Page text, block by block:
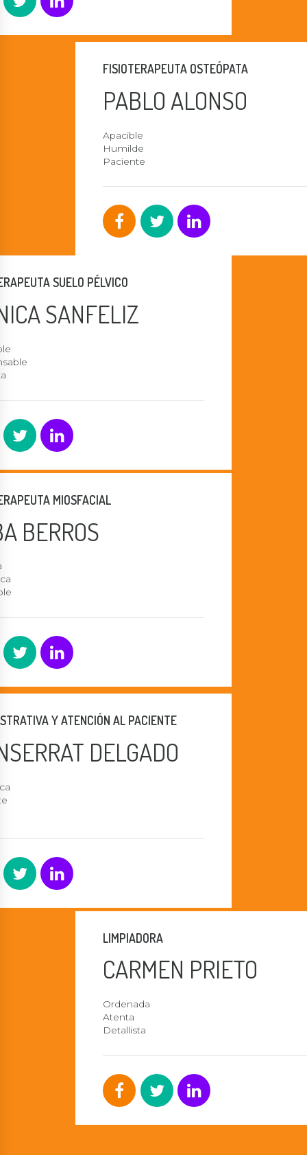
FISIOTERAPEUTA OSTEÓPATA
PABLO ALONSO
Apacible
Humilde
Paciente
SUELO PÉLVICO
SANFELIZ
MIOSFACIAL
BERROS
Y ATENCIÓN AL PACIENTE
DELGADO
LIMPIADORA
CARMEN PRIETO
Ordenada
Atenta
Detallista